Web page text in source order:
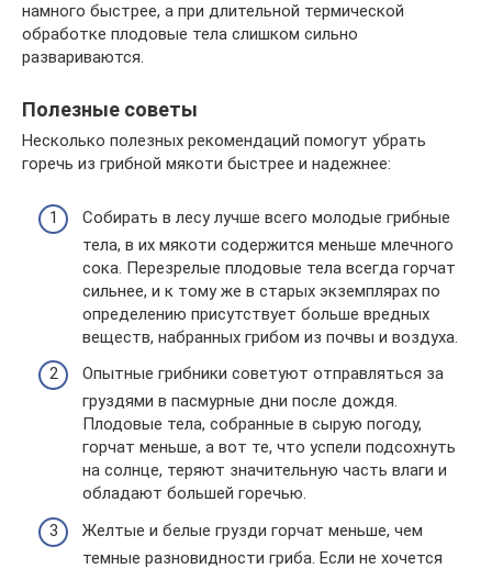
намного быстрее, а при длительной термической
обработке плодовые тела слишком сильно
развариваются.
Полезные советы
Несколько полезных рекомендаций помогут убрать
горечь из грибной мякоти быстрее и надежнее:
Собирать в лесу лучше всего молодые грибные
тела, в их мякоти содержится меньше млечного
сока. Перезрелые плодовые тела всегда горчат
сильнее, и к тому же в старых экземплярах по
определению присутствует больше вредных
веществ, набранных грибом из почвы и воздуха.
Опытные грибники советуют отправляться за
груздями в пасмурные дни после дождя.
Плодовые тела, собранные в сырую погоду,
горчат меньше, а вот те, что успели подсохнуть
на солнце, теряют значительную часть влаги и
обладают большей горечью.
Желтые и белые грузди горчат меньше, чем
темные разновидности гриба. Если не хочется